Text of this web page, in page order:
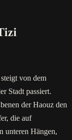
von dem
Stadt passiert.
der Haouz den
die auf
unteren Hängen,